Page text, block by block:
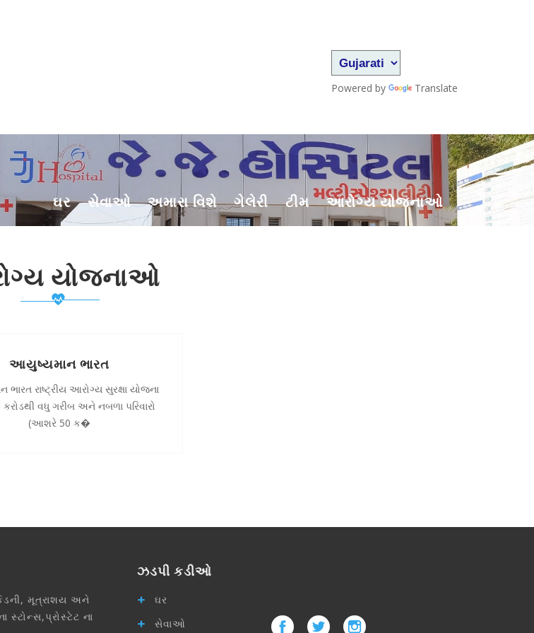
ઘર સેવાઓ અમારા વિશે ગેલેરી ટીમ આરોગ્ય યોજનાઓ
Powered by Translate
યોજનાઓ
આયુષ્યમાન ભારત
રાષ્ટ્રીય આરોગ્ય સુરક્ષા યોજના
વધુ ગરીબ અને નબળા પરિવારો
(આશરે 50 ક�
મૂત્રાશય અને
સ્ટોન્સ,પ્રોસ્ટેટ ના
ઝડપી કડીઓ
ઘર
સેવાઓ